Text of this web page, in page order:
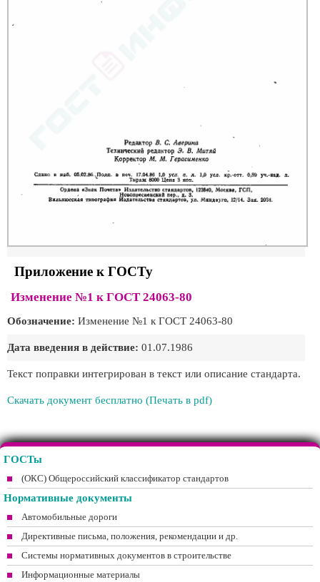
Приложение к ГОСТу
Изменение №1 к ГОСТ 24063-80
Обозначение: Изменение №1 к ГОСТ 24063-80
Дата введения в действие: 01.07.1986
Текст поправки интегрирован в текст или описание стандарта.
Скачать документ бесплатно (Печать в pdf)
ГОСТы
(ОКС) Общероссийский классификатор стандартов
Нормативные документы
Автомобильные дороги
Директивные письма, положения, рекомендации и др.
Системы нормативных документов в строительстве
Информационные материалы